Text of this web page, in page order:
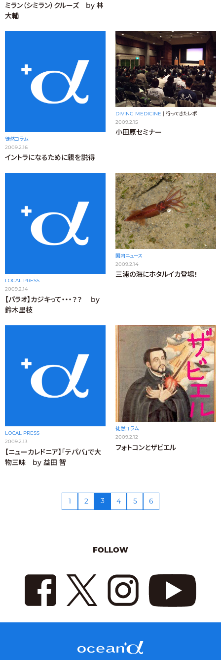
ミラン（シミラン）クルーズ by 林
大輔
徒然コラム
2009.2.16
イントラになるために親を説得
DIVING MEDICINE | 行ってきたレポ
2009.2.15
小田原セミナー
LOCAL PRESS
2009.2.14
【パラオ】カジキって・・・？？ by
鈴木里枝
国内ニュース
2009.2.14
三浦の海にホタルイカ登場！
LOCAL PRESS
2009.2.13
【ニューカレドニア】「テパバ」で大
物三昧 by 益田 智
徒然コラム
2009.2.12
フォトコンとザビエル
1 2 3 4 5 6
FOLLOW